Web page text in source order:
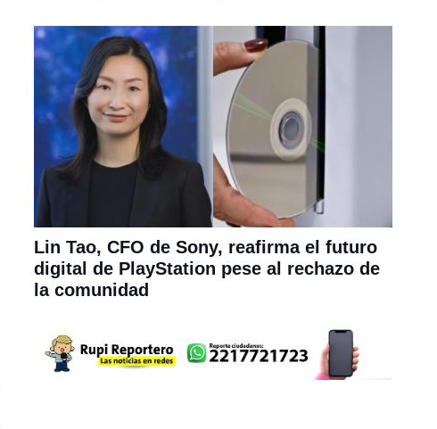
Lin Tao, CFO de Sony, reafirma el futuro
digital de PlayStation pese al rechazo de
la comunidad